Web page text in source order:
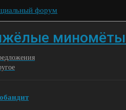
форум
миномёты